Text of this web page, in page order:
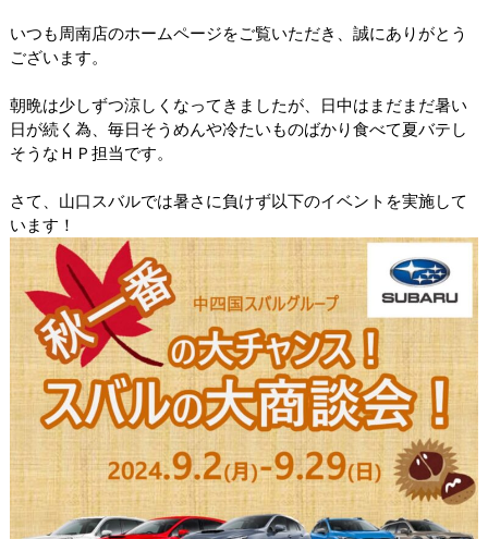
いつも周南店のホームページをご覧いただき、誠にありがとう
ございます。
朝晩は少しずつ涼しくなってきましたが、日中はまだまだ暑い
日が続く為、毎日そうめんや冷たいものばかり食べて夏バテし
そうなＨＰ担当です。
さて、山口スバルでは暑さに負けず以下のイベントを実施して
います！